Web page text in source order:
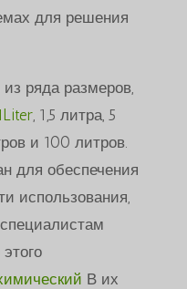
для решения
ряда размеров,
, 1,5 литра, 5
и 100 литров.
для обеспечения
использования,
В их